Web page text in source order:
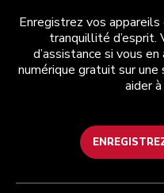
Enregistrez vos appareils
tranquillité d’esprit.
d’assistance si vous en
numérique gratuit sur
aider
Service après-vente
Conditions d’utilisation
La marque